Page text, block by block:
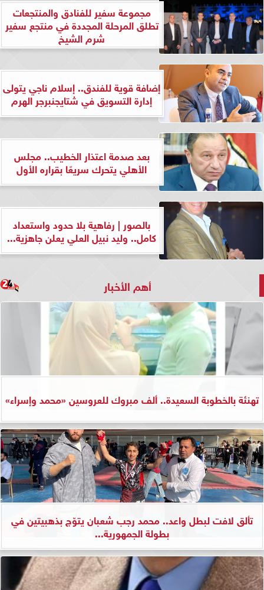
مجموعة سفير للفنادق والمنتجعات
تطلق المرحلة المجددة في منتجع سفير
شرم الشيخ
إضافة قوية للفندق.. إسلام ناجي يتولى
إدارة التسويق في شتايجنبرجر الهرم
بعد صدمة اعتذار الخطيب.. مجلس
الأهلي يتحرك سريعًا بقراره الأول
بالصور | رفاهية بلا حدود واستعداد
كامل.. وليد نبيل العلي يعلن جاهزية...
أهم الأخبار
تهنئة بالخطوبة السعيدة.. ألف مبروك للعروسين «محمد وإسراء»
تألق لافت لبطل واعد.. محمد رجب شعبان يتوّج بذهبيتين في
بطولة الجمهورية...